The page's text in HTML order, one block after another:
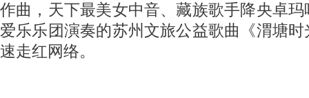
作曲，天下最美女中音、藏族歌手降央卓
爱乐乐团演奏的苏州文旅公益歌曲《渭塘
速走红网络。